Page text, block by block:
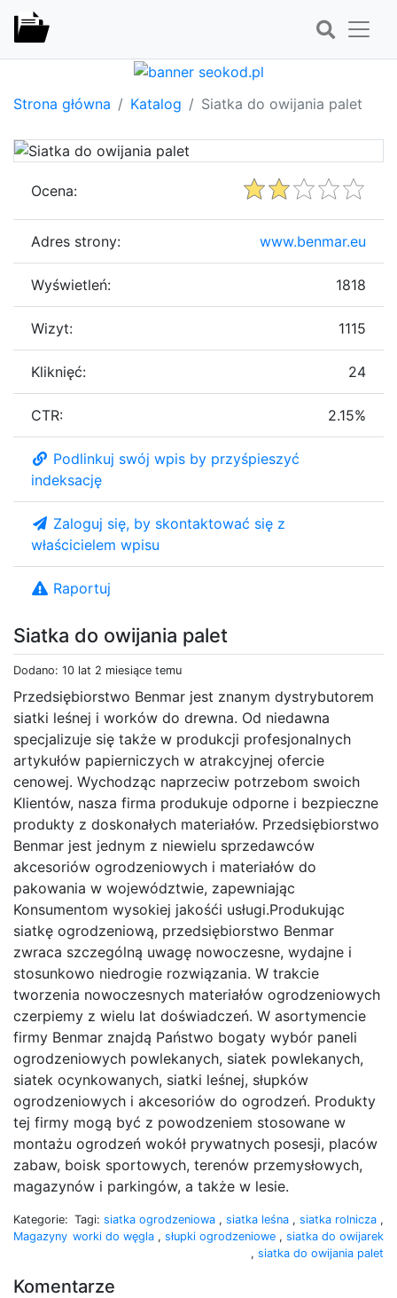
Strona główna Katalog Siatka do owijania palet
Siatka do owijania palet
Dodano: 10 lat 2 miesiące temu
Przedsiębiorstwo Benmar jest znanym dystrybutorem
siatki leśnej i worków do drewna. Od niedawna
specjalizuje się także w produkcji profesjonalnych
artykułów papierniczych w atrakcyjnej ofercie
cenowej. Wychodząc naprzeciw potrzebom swoich
Klientów, nasza firma produkuje odporne i bezpieczne
produkty z doskonałych materiałów. Przedsiębiorstwo
Benmar jest jednym z niewielu sprzedawców
akcesoriów ogrodzeniowych i materiałów do
pakowania w województwie, zapewniając
Konsumentom wysokiej jakośći usługi.Produkując
siatkę ogrodzeniową, przedsiębiorstwo Benmar
zwraca szczególną uwagę nowoczesne, wydajne i
stosunkowo niedrogie rozwiązania. W trakcie
tworzenia nowoczesnych materiałów ogrodzeniowych
czerpiemy z wielu lat doświadczeń. W asortymencie
firmy Benmar znajdą Państwo bogaty wybór paneli
ogrodzeniowych powlekanych, siatek powlekanych,
siatek ocynkowanych, siatki leśnej, słupków
ogrodzeniowych i akcesoriów do ogrodzeń. Produkty
tej firmy mogą być z powodzeniem stosowane w
montażu ogrodzeń wokół prywatnych posesji, placów
zabaw, boisk sportowych, terenów przemysłowych,
magazynów i parkingów, a także w lesie.
Kategorie:
Magazyny
Tagi: siatka ogrodzeniowa , siatka leśna , siatka rolnicza ,
worki do węgla , słupki ogrodzeniowe , siatka do owijarek
, siatka do owijania palet
Komentarze
Ocena:
Adres strony: www.benmar.eu
Wyświetleń: 1818
Wizyt: 1115
Kliknięć: 24
CTR: 2.15%
Podlinkuj swój wpis by przyśpieszyć
indeksację
Zaloguj się, by skontaktować się z
właścicielem wpisu
Raportuj